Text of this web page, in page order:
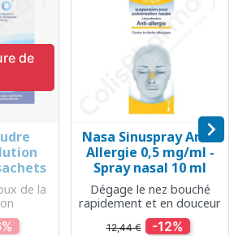
de
de la
Nasa Sinuspray Anti-
Allergie 0,5 mg/ml -
Spray nasal 10 ml
Dégage le nez bouché
rapidement et en douceur
12,44 € -12%
